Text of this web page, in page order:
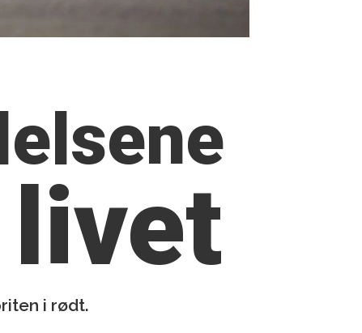
i rødt.